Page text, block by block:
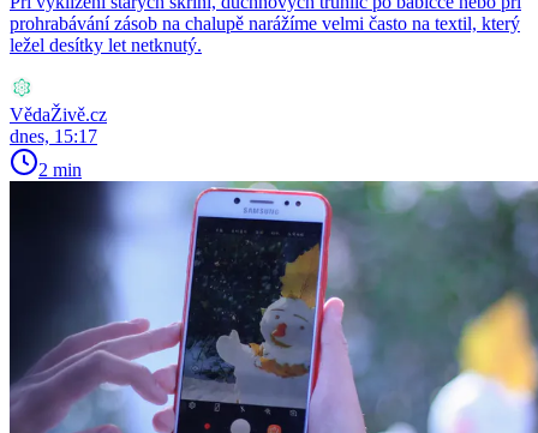
prohrabávání zásob na chalupě narážíme velmi často na textil, který
ležel desítky let netknutý.
VědaŽivě.cz
dnes, 15:17
2 min